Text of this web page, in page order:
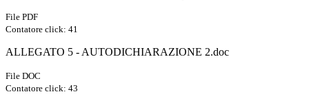
File PDF
Contatore click: 41
ALLEGATO 5 - AUTODICHIARAZIONE 2.doc
File DOC
Contatore click: 43